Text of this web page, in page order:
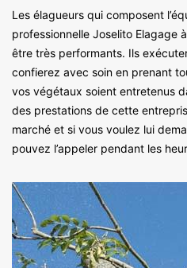
Les élagueurs qui composent
professionnelle Joselito Elagage
être très performants. Ils
confierez avec soin en prenant
vos végétaux soient entretenus
des prestations de cette
marché et si vous voulez lui
pouvez l’appeler pendant les